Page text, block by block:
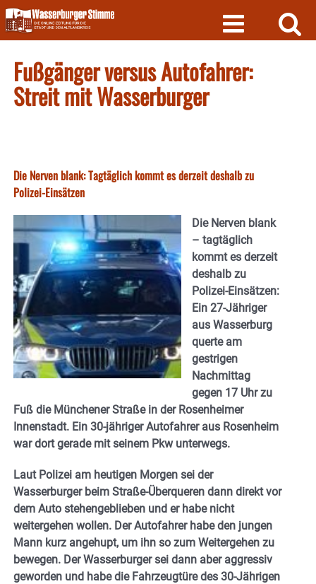
Skip
to
content
Fußgänger versus Autofahrer:
Streit mit Wasserburger
Die Nerven blank: Tagtäglich kommt es derzeit deshalb zu
Polizei-Einsätzen
Die Nerven blank
– tagtäglich
kommt es derzeit
deshalb zu
Polizei-Einsätzen:
Ein 27-Jähriger
aus Wasserburg
querte am
gestrigen
Nachmittag
gegen 17 Uhr zu
Fuß die Münchener Straße in der Rosenheimer
Innenstadt. Ein 30-jähriger Autofahrer aus Rosenheim
war dort gerade mit seinem Pkw unterwegs.
Laut Polizei am heutigen Morgen sei der
Wasserburger beim Straße-Überqueren dann direkt vor
dem Auto stehengeblieben und er habe nicht
weitergehen wollen. Der Autofahrer habe den jungen
Mann kurz angehupt, um ihn so zum Weitergehen zu
bewegen. Der Wasserburger sei dann aber aggressiv
geworden und habe die Fahrzeugtüre des 30-Jährigen